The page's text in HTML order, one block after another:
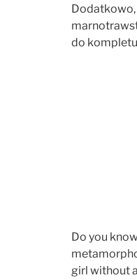
Dodatkowo,
do
Do you
girl without